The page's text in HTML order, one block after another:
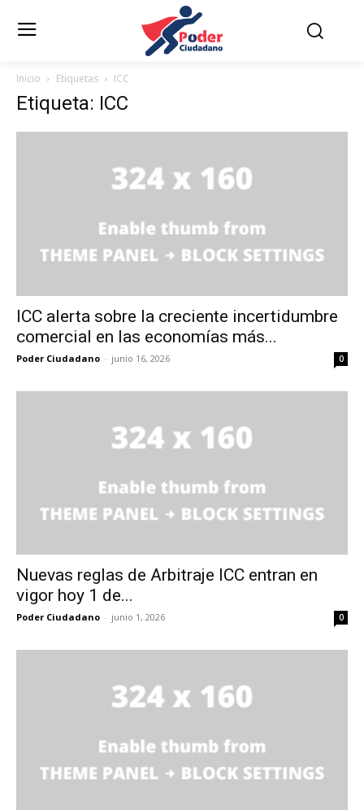
Inicio Etiquetas ICC
Etiqueta: ICC
ICC alerta sobre la creciente incertidumbre
comercial en las economías más...
Poder Ciudadano - junio 16, 2026 0
Nuevas reglas de Arbitraje ICC entran en
vigor hoy 1 de...
Poder Ciudadano - junio 1, 2026 0